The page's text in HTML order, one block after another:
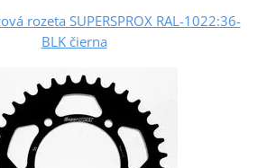
rozeta SUPERSPROX RAL-1022:36-
BLK čierna